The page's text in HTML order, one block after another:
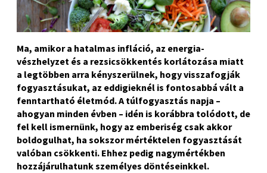
Ma, amikor a hatalmas infláció, az energia-
vészhelyzet és a rezsicsökkentés korlátozása miatt
a legtöbben arra kényszerülnek, hogy visszafogják
fogyasztásukat, az eddigieknél is fontosabbá vált a
fenntartható életmód. A túlfogyasztás napja –
ahogyan minden évben – idén is korábbra tolódott, de
fel kell ismernünk, hogy az emberiség csak akkor
boldogulhat, ha sokszor mértéktelen fogyasztását
valóban csökkenti. Ehhez pedig nagymértékben
hozzájárulhatunk személyes döntéseinkkel.